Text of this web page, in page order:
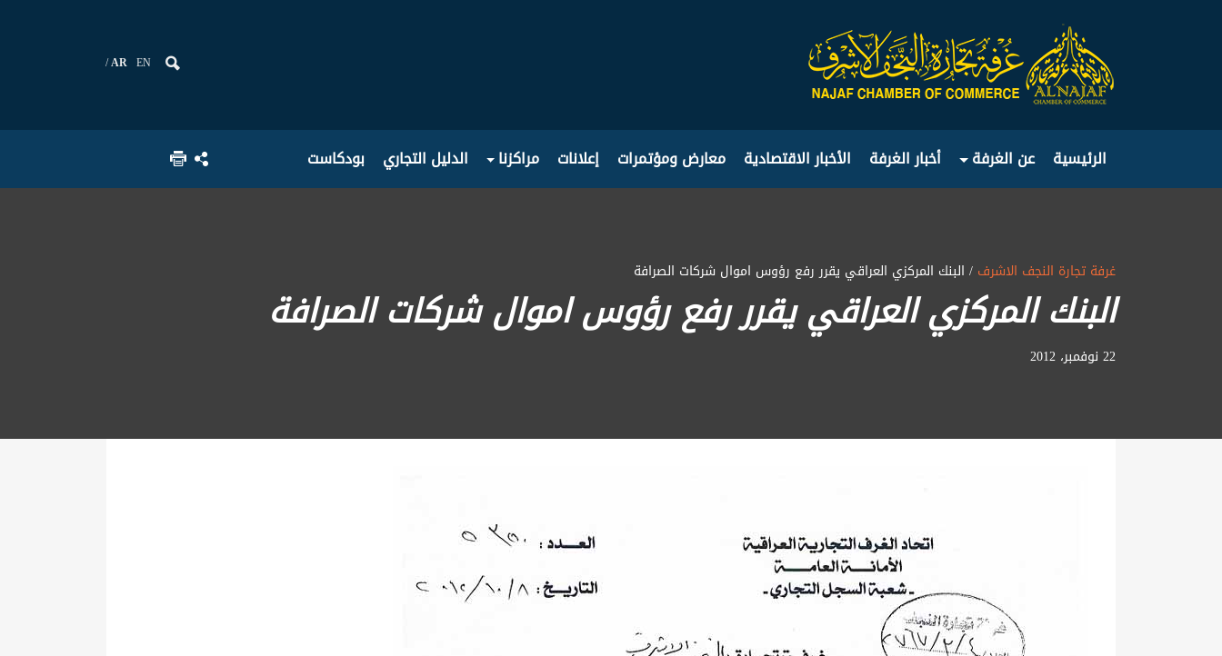
AR EN
الرئيسية عن الغرفة أخبار الغرفة الأخبار الاقتصادية معارض ومؤتمرات إعلانات مراكزنا الدليل التجاري بودكاست
غرفة تجارة النجف الاشرف / البنك المركزي العراقي يقرر رفع رؤوس اموال شركات الصرافة
البنك المركزي العراقي يقرر رفع رؤوس اموال شركات الصرافة
22 نوفمبر، 2012